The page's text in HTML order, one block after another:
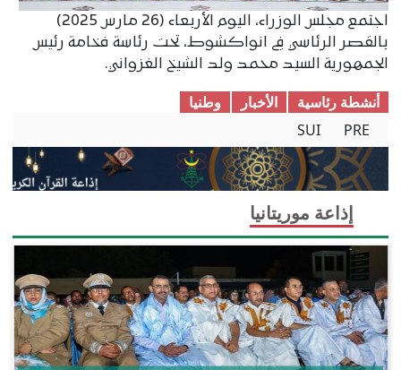
اجتمع مجلس الوزراء، اليوم الأربعاء (26 مارس 2025)
بالقصر الرئاسي في انواكشوط، تحت رئاسة فخامة رئيس
الجمهورية السيد محمد ولد الشيخ الغزواني.
أنشطة رئاسية الأخبار
وطنیا
PRE
SUI
إذاعة موريتانيا